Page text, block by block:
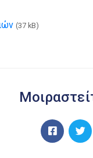
(37 kB)